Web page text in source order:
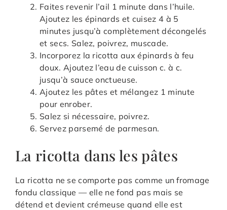
Faites revenir l’ail 1 minute dans l’huile.
Ajoutez les épinards et cuisez 4 à 5
minutes jusqu’à complètement décongelés
et secs. Salez, poivrez, muscade.
Incorporez la ricotta aux épinards à feu
doux. Ajoutez l’eau de cuisson c. à c.
jusqu’à sauce onctueuse.
Ajoutez les pâtes et mélangez 1 minute
pour enrober.
Salez si nécessaire, poivrez.
Servez parsemé de parmesan.
La ricotta dans les pâtes
La ricotta ne se comporte pas comme un fromage
fondu classique — elle ne fond pas mais se
détend et devient crémeuse quand elle est